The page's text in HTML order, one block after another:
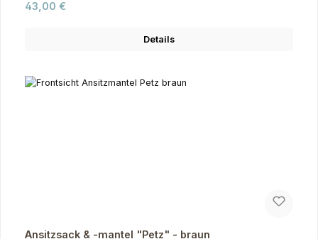
Regulärer Preis:
43,00 €
Details
Ansitzsack & -mantel "Petz" - braun